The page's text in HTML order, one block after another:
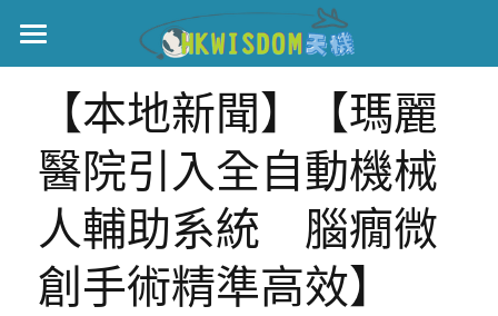
主頁
世界盃
伊美戰爭
黎智英案
正本清源•黎智英案
宏福火災
【本地新聞】【瑪麗
醫院引入全自動機械
人輔助系統　腦癇微
創手術精準高效】